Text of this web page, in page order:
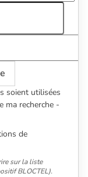
soient utilisées
ma recherche -
de
sur la liste
BLOCTEL).